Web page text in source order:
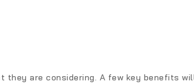
are considering. A few key benefits